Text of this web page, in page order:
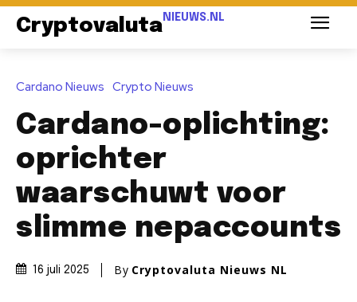
Cryptovaluta NIEUWS.NL
Cardano Nieuws Crypto Nieuws
Cardano-oplichting:
oprichter
waarschuwt voor
slimme nepaccounts
16 juli 2025 By Cryptovaluta Nieuws NL